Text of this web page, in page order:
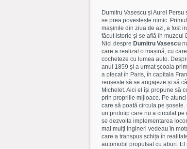
Dumitru Vasescu și Aurel
se prea povestește nimic.
mașinile din ziua de azi, a fost
făcut istorie și se află în muzeul
Nici despre Dumitru Vasescu
care a realizat o mașină, cu
cocheteze cu lumea auto.
anul 1859 și a urmat școala
a plecat în Paris, în capitala
reușeste să se angajeze și să
Michelet. Aici el își propune să
prin propriile mijloace. Pe
care să poată circula pe
un prototip care nu a circulat
se dezvolta implementarea
mai mulți ingineri vedeau în
care a transpus schița în
automobil propulsat cu aburi.